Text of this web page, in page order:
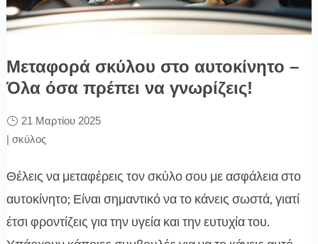
Μεταφορά σκύλου στο αυτοκίνητο –
Όλα όσα πρέπει να γνωρίζεις!
21 Μαρτίου 2025
| σκύλος
Θέλεις να μεταφέρεις τον σκύλο σου με ασφάλεια στο
αυτοκίνητο; Είναι σημαντικό να το κάνεις σωστά, γιατί
έτσι φροντίζεις για την υγεία και την ευτυχία του.